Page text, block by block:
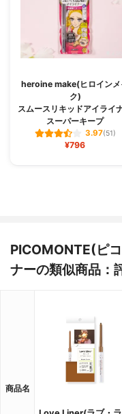
heroine make(ヒロインメ
ク)
スムースリキッドアイライ
スーパーキープ
3.97(51)
¥796
PICOMONTE(ピ
ナーの類似商品：
商品名